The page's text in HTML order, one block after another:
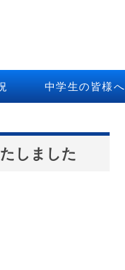
中学生の皆様へ
たしました